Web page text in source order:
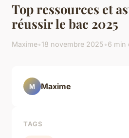
Top ressources et
réussir le bac 2025
Maxime•18 novembre 2025•6 min
M Maxime
TAGS